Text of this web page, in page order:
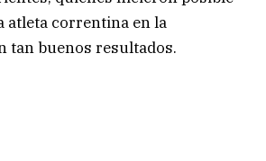
atleta correntina en la
tan buenos resultados.